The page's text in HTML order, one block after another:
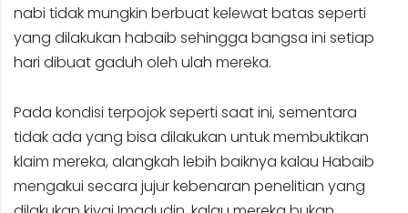
nabi tidak mungkin berbuat kelewat batas seperti
yang dilakukan habaib sehingga bangsa ini setiap
hari dibuat gaduh oleh ulah mereka.
Pada kondisi terpojok seperti saat ini, sementara
tidak ada yang bisa dilakukan untuk membuktikan
klaim mereka, alangkah lebih baiknya kalau Habaib
mengakui secara jujur kebenaran penelitian yang